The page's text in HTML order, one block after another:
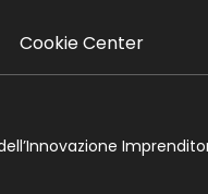
Cookie Center